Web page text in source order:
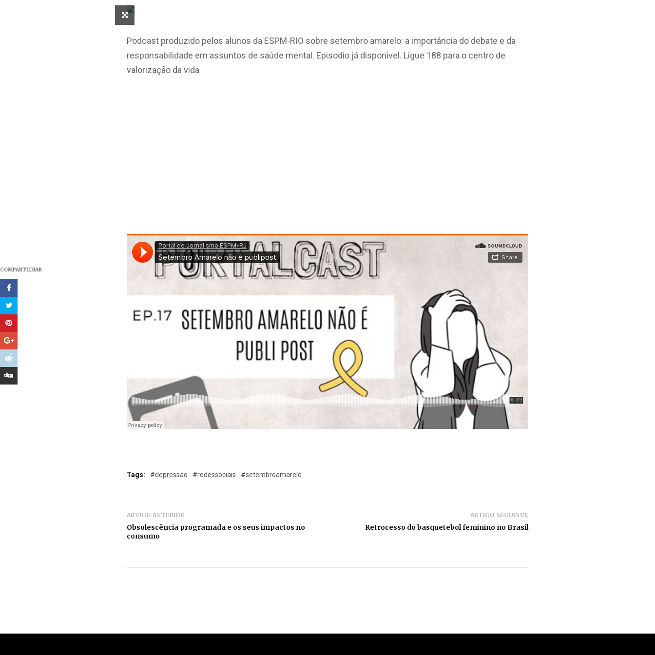
COMPARTILHAR
Podcast produzido pelos alunos da ESPM-RIO sobre setembro amarelo: a importância do debate e da
responsabilidade em assuntos de saúde mental. Episodio já disponível. Ligue 188 para o centro de
valorização da vida
Tags: #depressao #redessociais #setembroamarelo
ARTIGO ANTERIOR
Obsolescência programada e os seus impactos no
consumo
ARTIGO SEGUINTE
Retrocesso do basquetebol feminino no Brasil